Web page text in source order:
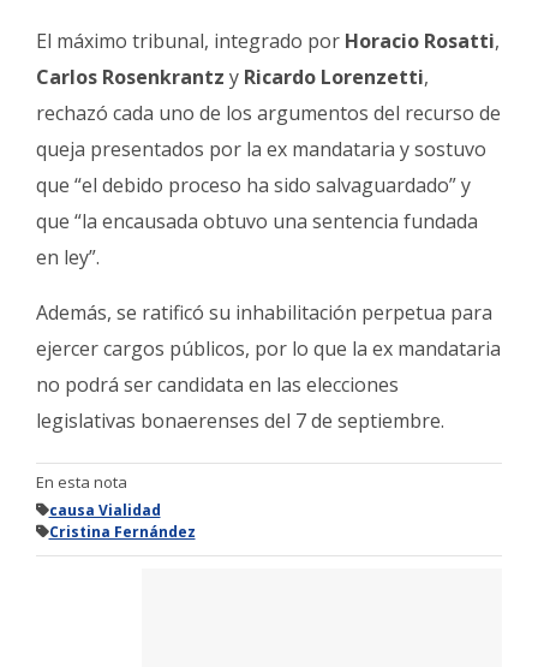
El máximo tribunal, integrado por Horacio Rosatti,
Carlos Rosenkrantz y Ricardo Lorenzetti,
rechazó cada uno de los argumentos del recurso de
queja presentados por la ex mandataria y sostuvo
que “el debido proceso ha sido salvaguardado” y
que “la encausada obtuvo una sentencia fundada
en ley”.
Además, se ratificó su inhabilitación perpetua para
ejercer cargos públicos, por lo que la ex mandataria
no podrá ser candidata en las elecciones
legislativas bonaerenses del 7 de septiembre.
En esta nota
causa Vialidad
Cristina Fernández